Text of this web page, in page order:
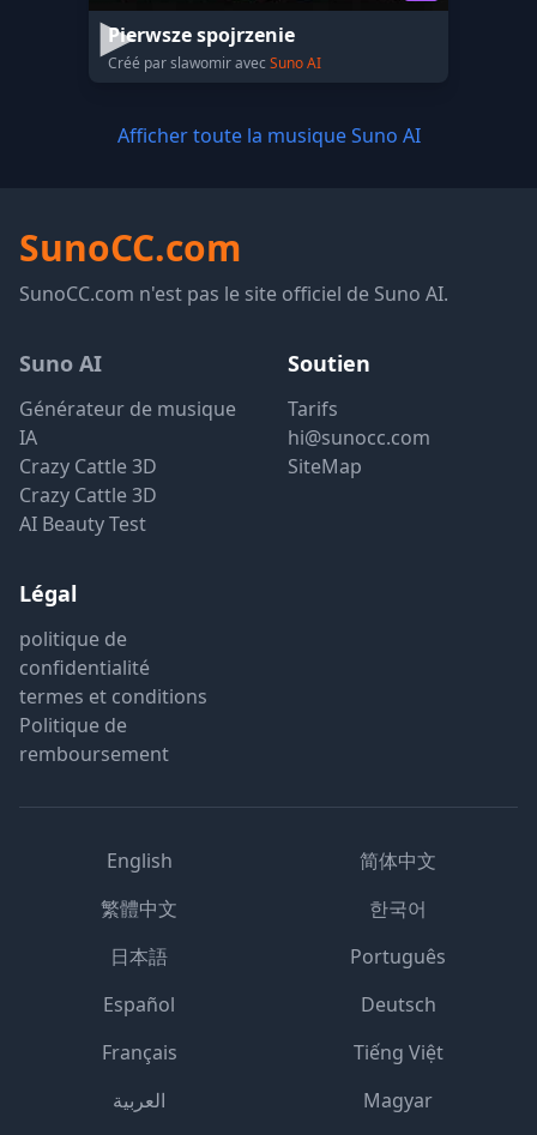
Pierwsze spojrzenie
Créé par slawomir avec Suno AI
Afficher toute la musique Suno AI
SunoCC.com
SunoCC.com n'est pas le site officiel de Suno AI.
Suno AI
Générateur de musique
IA
Crazy Cattle 3D
Crazy Cattle 3D
AI Beauty Test
Soutien
Tarifs
hi@sunocc.com
SiteMap
Légal
politique de
confidentialité
termes et conditions
Politique de
remboursement
English
简体中文
繁體中文
한국어
日本語
Português
Español
Deutsch
Français
Tiếng Việt
العربية
Magyar